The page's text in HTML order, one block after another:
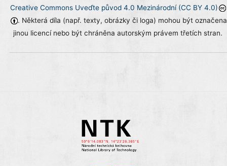
Creative Commons Uveďte původ 4.0 Mezinárodní (CC BY 4.0)
. Některá díla (např. texty, obrázky či loga) mohou být označena
jinou licencí nebo být chráněna autorským právem třetích stran.